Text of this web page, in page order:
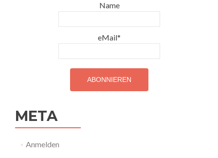
Name
eMail*
META
Anmelden